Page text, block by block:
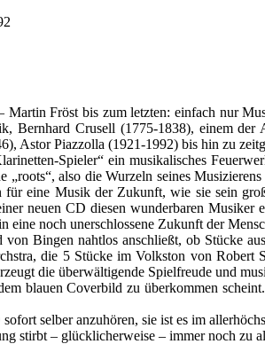
Fröst bis zum letzten: einfach nur
Bernhard Crusell (1775-1838), einem
Astor Piazzolla (1921-1992) bis hin zu
Spieler“ ein musikalisches
also die Wurzeln seines
eine Musik der Zukunft, wie sie sein
neuen CD diesen wunderbaren Musiker
noch unerschlossene Zukunft der
Bingen nahtlos anschließt, ob Stücke
die 5 Stücke im Volkston von Robert
die überwältigende Spielfreude und
blauen Coverbild zu überkommen
selber anzuhören, sie ist es im
stirbt – glücklicherweise – immer noch zu